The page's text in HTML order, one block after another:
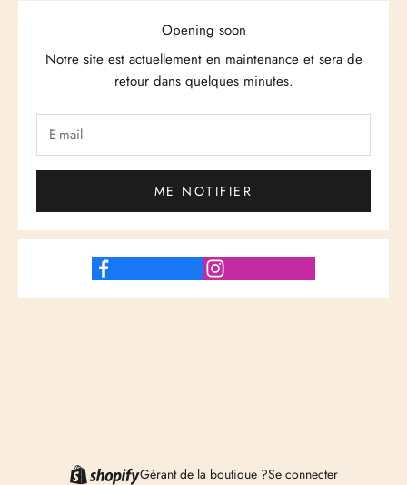
Opening soon
Notre site est actuellement en maintenance et sera de
retour dans quelques minutes.
ME NOTIFIER
Gérant de la boutique ?Se connecter